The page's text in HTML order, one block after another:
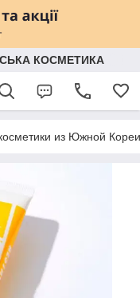
КОСМЕТИКА
из Южной